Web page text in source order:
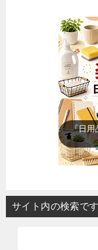
『
サイト内の検索で